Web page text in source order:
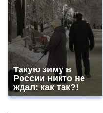
Такую зиму в
России никто не
ждал: как так?!